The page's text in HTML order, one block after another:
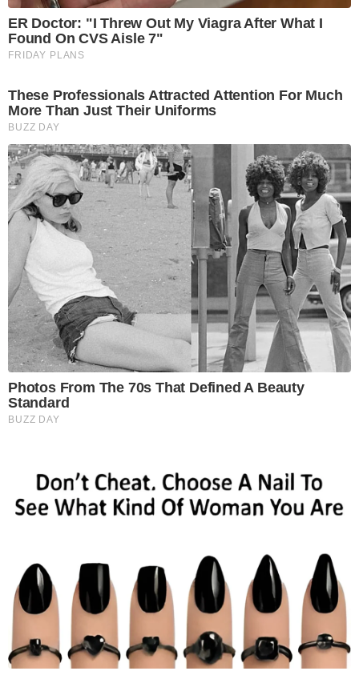
ER Doctor: "I Threw Out My Viagra After What I
Found On CVS Aisle 7"
FRIDAY PLANS
These Professionals Attracted Attention For Much
More Than Just Their Uniforms
BUZZ DAY
Photos From The 70s That Defined A Beauty
Standard
BUZZ DAY